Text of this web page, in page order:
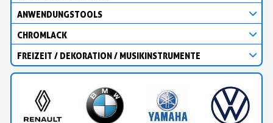
ANWENDUNGSTOOLS
CHROMLACK
FREIZEIT / DEKORATION / MUSIKINSTRUMENTE